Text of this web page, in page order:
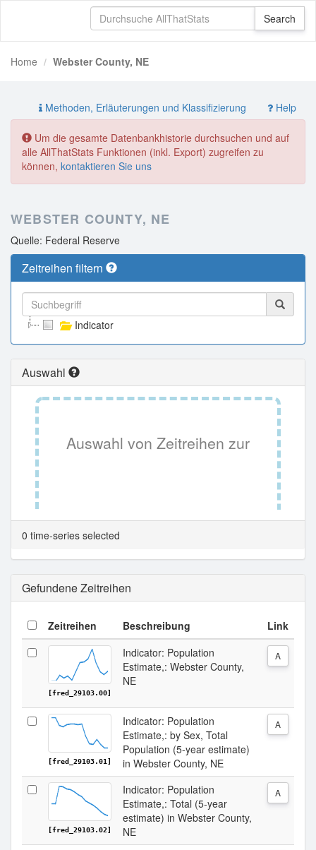
Home Webster County, NE
Methoden, Erläuterungen und Klassifizierung Help
Um die gesamte Datenbankhistorie durchsuchen und auf
alle AllThatStats Funktionen (inkl. Export) zugreifen zu
können, kontaktieren Sie uns
WEBSTER COUNTY, NE
Quelle: Federal Reserve
Zeitreihen filtern
Indicator
Auswahl
Auswahl von Zeitreihen zur
Tabellenansicht.
0 time-series selected
Gefundene Zeitreihen
Zeitreihen Beschreibung Link
[fred_29103.00]
Indicator: Population
Estimate,: Webster County,
NE
A
[fred_29103.01]
Indicator: Population
Estimate,: by Sex, Total
Population (5-year estimate)
in Webster County, NE
A
[fred_29103.02]
Indicator: Population
Estimate,: Total (5-year
estimate) in Webster County,
NE
A